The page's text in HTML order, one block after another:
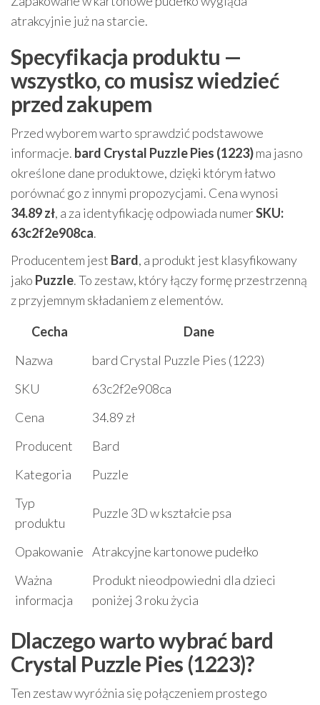
atrakcyjnie już na starcie.
Specyfikacja produktu —
wszystko, co musisz wiedzieć
przed zakupem
Przed wyborem warto sprawdzić podstawowe
informacje. bard Crystal Puzzle Pies (1223)ma jasno
określone dane produktowe, dzięki którym łatwo
porównać go z innymi propozycjami. Cena wynosi
34.89 zł, a za identyfikację odpowiada numerSKU:
63c2f2e908ca.
Producentem jest Bard, a produkt jest klasyfikowany
jako Puzzle. To zestaw, który łączy formę przestrzenną
z przyjemnym składaniem z elementów.
Cecha
Dane
Nazwa
bard Crystal Puzzle Pies (1223)
SKU
63c2f2e908ca
Cena
34.89 zł
Producent
Bard
Kategoria
Puzzle
Typ
produktu
Puzzle 3D w kształcie psa
Opakowanie Atrakcyjne kartonowe pudełko
Ważna
informacja
Produkt nieodpowiedni dla dzieci
poniżej 3 roku życia
Dlaczego warto wybrać bard
Crystal Puzzle Pies (1223)?
Ten zestaw wyróżnia się połączeniem prostego